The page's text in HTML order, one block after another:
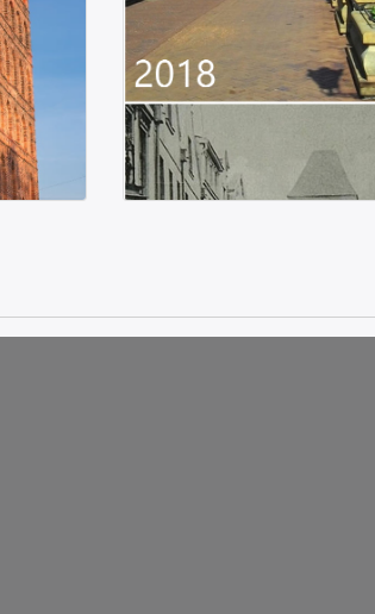
Brama Człuchowska